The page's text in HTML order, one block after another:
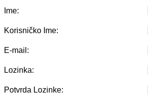
Ime:
Korisničko Ime:
E-mail:
Lozinka:
Potvrda Lozinke: